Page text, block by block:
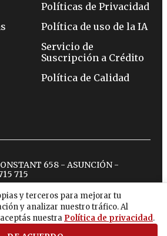
y terceros para mejorar tu
y analizar nuestro tráfico. Al
nuestra Política de privacidad.
Políticas de Privacidad
Política de uso de la IA
Servicio de
Suscripción a Crédito
Política de Calidad
658 - ASUNCIÓN -
715
tiktokyoutubespotify